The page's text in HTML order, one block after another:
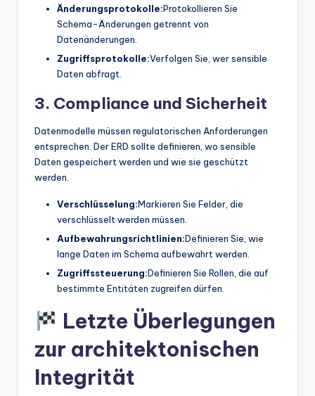
Änderungsprotokolle:Protokollieren Sie
Schema-Änderungen getrennt von
Datenänderungen.
Zugriffsprotokolle:Verfolgen Sie, wer sensible
Daten abfragt.
3. Compliance und Sicherheit
Datenmodelle müssen regulatorischen Anforderungen
entsprechen. Der ERD sollte definieren, wo sensible
Daten gespeichert werden und wie sie geschützt
werden.
Verschlüsselung:Markieren Sie Felder, die
verschlüsselt werden müssen.
Aufbewahrungsrichtlinien:Definieren Sie, wie
lange Daten im Schema aufbewahrt werden.
Zugriffssteuerung:Definieren Sie Rollen, die auf
bestimmte Entitäten zugreifen dürfen.
Letzte Überlegungen
zur architektonischen
Integrität